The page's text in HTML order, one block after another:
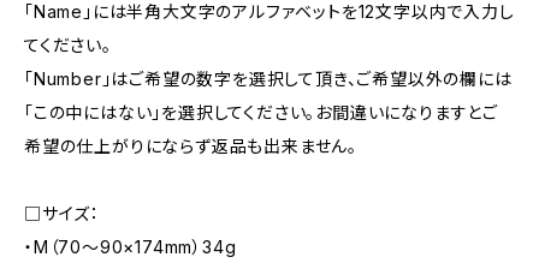
「Name」には半角大文字のアルファベットを12文字以内で入力し
てください。
「Number」はご希望の数字を選択して頂き、ご希望以外の欄には
「この中にはない」を選択してください。お間違いになりますとご
希望の仕上がりにならず返品も出来ません。
□サイズ：
・M（70〜90×174mm）34g